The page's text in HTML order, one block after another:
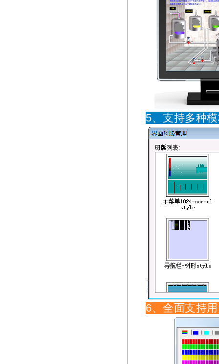
5、支持多种
6、全面支持